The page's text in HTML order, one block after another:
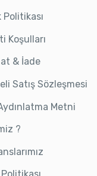
Politikası
Koşulları
& İade
Satış Sözleşmesi
Metni
?